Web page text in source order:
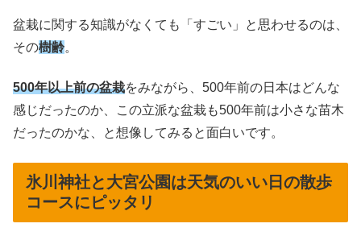
盆栽に関する知識がなくても「すごい」と思わせるのは、
その樹齢。
500年以上前の盆栽をみながら、500年前の日本はどんな
感じだったのか、この立派な盆栽も500年前は小さな苗木
だったのかな、と想像してみると面白いです。
氷川神社と大宮公園は天気のいい日の散歩
コースにピッタリ